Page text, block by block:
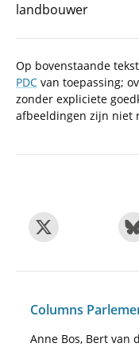
landbouwer
Op bovenstaande
PDC van toepassing;
zonder expliciete
afbeeldingen zijn niet
Columns
Anne Bos, Bert van